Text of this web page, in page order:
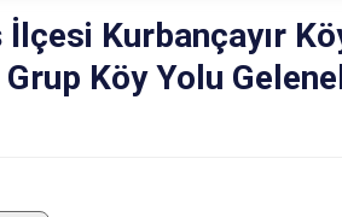
İlçesi Kurbançayır
Köy Yolu